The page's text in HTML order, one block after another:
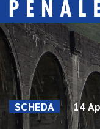
SCHEDA 14